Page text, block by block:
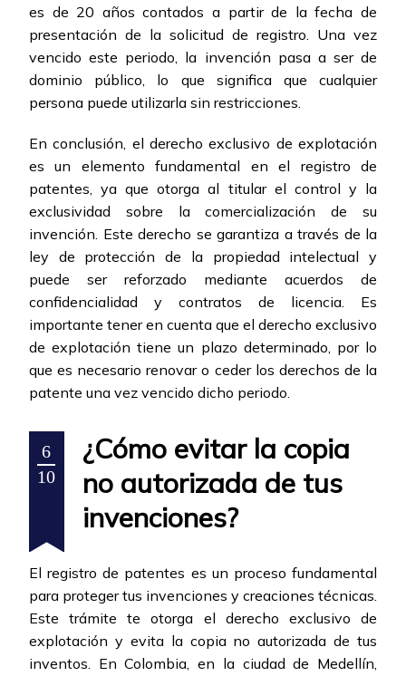
es de 20 años contados a partir de la fecha de
presentación de la solicitud de registro. Una vez
vencido este periodo, la invención pasa a ser de
dominio público, lo que significa que cualquier
persona puede utilizarla sin restricciones.
En conclusión, el derecho exclusivo de explotación
es un elemento fundamental en el registro de
patentes, ya que otorga al titular el control y la
exclusividad sobre la comercialización de su
invención. Este derecho se garantiza a través de la
ley de protección de la propiedad intelectual y
puede ser reforzado mediante acuerdos de
confidencialidad y contratos de licencia. Es
importante tener en cuenta que el derecho exclusivo
de explotación tiene un plazo determinado, por lo
que es necesario renovar o ceder los derechos de la
patente una vez vencido dicho periodo.
6
10
¿Cómo evitar la copia
no autorizada de tus
invenciones?
El registro de patentes es un proceso fundamental
para proteger tus invenciones y creaciones técnicas.
Este trámite te otorga el derecho exclusivo de
explotación y evita la copia no autorizada de tus
inventos. En Colombia, en la ciudad de Medellín,